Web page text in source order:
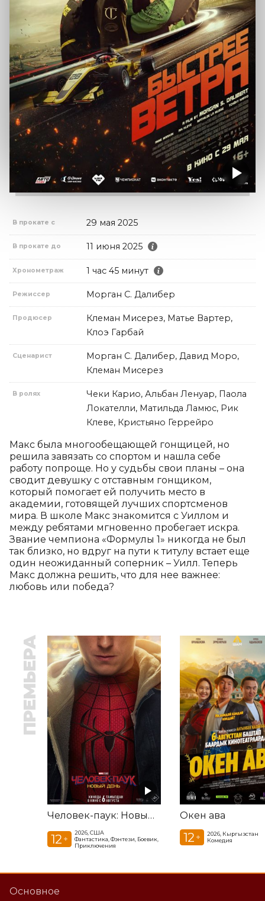
В прокате с 29 мая 2025
В прокате до 11 июня 2025
Хронометраж 1 час 45 минут
Режиссер Морган С. Далибер
Продюсер
Клеман Мисерез, Матье Вартер,
Клоэ Гарбай
Сценарист
Морган С. Далибер, Давид Моро,
Клеман Мисерез
В ролях
Чеки Карио, Альбан Ленуар, Паола
Локателли, Матильда Ламюс, Рик
Клеве, Кристьяно Геррейро
Макс была многообещающей гонщицей, но
решила завязать со спортом и нашла себе
работу попроще. Но у судьбы свои планы – она
сводит девушку с отставным гонщиком,
который помогает ей получить место в
академии, готовящей лучших спортсменов
мира. В школе Макс знакомится с Уиллом и
между ребятами мгновенно пробегает искра.
Звание чемпиона «Формулы 1» никогда не был
так близко, но вдруг на пути к титулу встает еще
один неожиданный соперник – Уилл. Теперь
Макс должна решить, что для нее важнее:
любовь или победа?
ПРЕМЬЕРА
Человек-паук: Новый день
12 +
2026, США
Фантастика, Фэнтези, Боевик,
Приключения
Окен ава
12 +
2026, Кыргызстан
Комедия
Основное